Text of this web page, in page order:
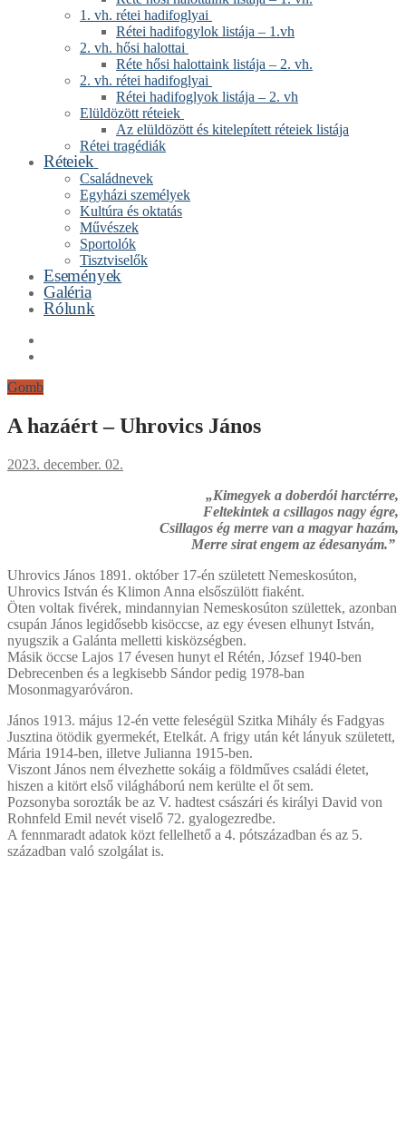
1. vh. rétei hadifoglyai
Rétei hadifogylok listája – 1.vh
2. vh. hősi halottai
Réte hősi halottaink listája – 2. vh.
2. vh. rétei hadifoglyai
Rétei hadifoglyok listája – 2. vh
Elüldözött réteiek
Az elüldözött és kitelepített réteiek listája
Rétei tragédiák
Réteiek
Családnevek
Egyházi személyek
Kultúra és oktatás
Művészek
Sportolók
Tisztviselők
Események
Galéria
Rólunk
Gomb
A hazáért – Uhrovics János
2023. december. 02.
„Kimegyek a doberdói harctérre,
Feltekintek a csillagos nagy égre,
Csillagos ég merre van a magyar hazám,
Merre sirat engem az édesanyám.”
Uhrovics János 1891. október 17-én született Nemeskosúton,
Uhrovics István és Klimon Anna elsőszülött fiaként.
Öten voltak fivérek, mindannyian Nemeskosúton születtek, azonban
csupán János legidősebb kisöccse, az egy évesen elhunyt István,
nyugszik a Galánta melletti kisközségben.
Másik öccse Lajos 17 évesen hunyt el Rétén, József 1940-ben
Debrecenben és a legkisebb Sándor pedig 1978-ban
Mosonmagyaróváron.
János 1913. május 12-én vette feleségül Szitka Mihály és Fadgyas
Jusztina ötödik gyermekét, Etelkát. A frigy után két lányuk született,
Mária 1914-ben, illetve Julianna 1915-ben.
Viszont János nem élvezhette sokáig a földműves családi életet,
hiszen a kitört első világháború nem kerülte el őt sem.
Pozsonyba sorozták be az V. hadtest császári és királyi David von
Rohnfeld Emil nevét viselő 72. gyalogezredbe.
A fennmaradt adatok közt fellelhető a 4. pótszázadban és az 5.
században való szolgálat is.